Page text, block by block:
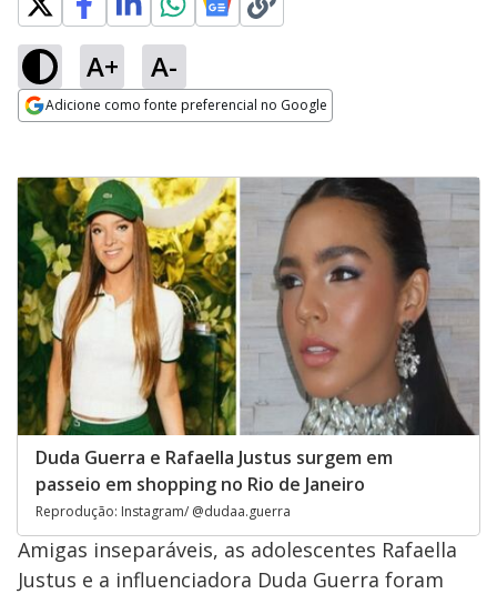
A+ A-
Adicione como fonte preferencial no Google
Duda Guerra e Rafaella Justus surgem em
passeio em shopping no Rio de Janeiro
Reprodução: Instagram/ @dudaa.guerra
Amigas inseparáveis, as adolescentes Rafaella
Justus e a influenciadora Duda Guerra foram